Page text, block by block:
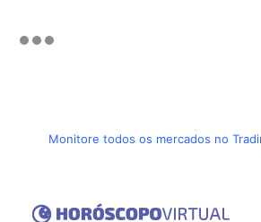
Monitore todos os mercados no